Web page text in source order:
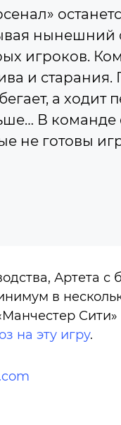
нынешний
игроков.
и старания.
а ходит
В команде
не готовы
Артета с
в
на эту игру.